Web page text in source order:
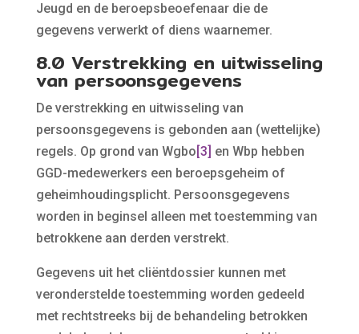
Jeugd en de beroepsbeoefenaar die de
gegevens verwerkt of diens waarnemer.
8.0 Verstrekking en uitwisseling
van persoonsgegevens
De verstrekking en uitwisseling van
persoonsgegevens is gebonden aan (wettelijke)
regels. Op grond van Wgbo [3] en Wbp hebben
GGD-medewerkers een beroepsgeheim of
geheimhoudingsplicht. Persoonsgegevens
worden in beginsel alleen met toestemming van
betrokkene aan derden verstrekt.
Gegevens uit het cliëntdossier kunnen met
veronderstelde toestemming worden gedeeld
met rechtstreeks bij de behandeling betrokken